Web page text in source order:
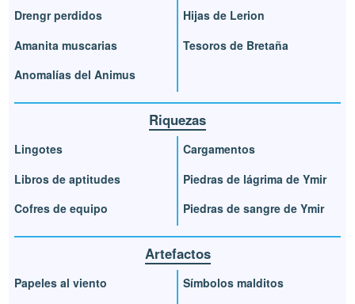
Drengr perdidos
Amanita muscarias
Anomalías del Animus
Hijas de Lerion
Tesoros de Bretaña
Riquezas
Lingotes
Libros de aptitudes
Cofres de equipo
Cargamentos
Piedras de lágrima de Ymir
Piedras de sangre de Ymir
Artefactos
Papeles al viento
Símbolos malditos